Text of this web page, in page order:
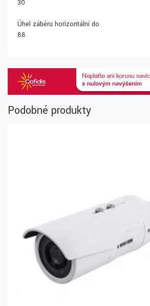
30
Úhel záběru horizontální do
88
Podobné produkty